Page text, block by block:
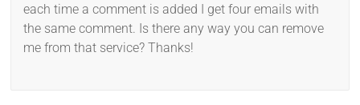
each time a comment is added I get four emails with
the same comment. Is there any way you can remove
me from that service? Thanks!